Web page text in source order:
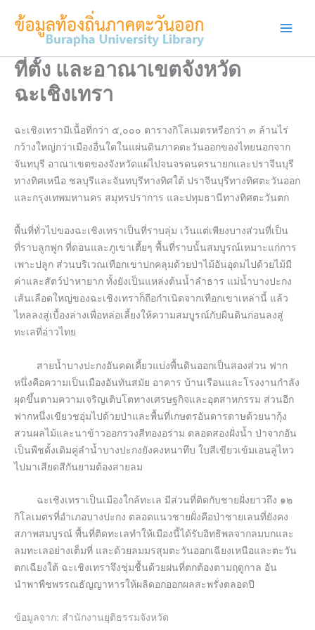
ที่ตั้ง และอาณาเขตจังหวัด
ฉะเชิงเทรา
ฉะเชิงเทรามีเนื้อที่กว่า ๕,๐๐๐ ตารางกิโลเมตรหรือกว่า ๓ ล้านไร่
กว้างใหญ่กว่าเมืองอื่นใดในแผ่นดินภาคตะวันออกของไทยนอกจาก
จันทบุรี อาณาเขตของจังหวัดแผ่ไปจนจรดนครนายกและปราจีนบุรี
ทางทิศเหนือ ชลบุรีและจันทบุรีทางทิศใต้ ปราจีนบุรีทางทิศตะวันออก
และกรุงเทพมหานคร สมุทรปราการ และปทุมธานีทางทิศตะวันตก
พื้นที่ทั่วไปของฉะเชิงเทราเป็นที่ราบลุ่ม เว้นแต่เพียงบางส่วนที่เป็น
ที่ราบลูกฟูก ที่ดอนและภูเขาเตี้ยๆ พื้นที่ราบนั้นสมบูรณ์เหมาะแก่การ
เพาะปลูก ส่วนบริเวณเทือกเขาปกคลุมด้วยป่าไม้อันอุดมไปด้วยไม้มี
ค่าและสัตว์ป่าหายาก ทั้งยังเป็นแหล่งต้นน้ำลำธาร แม่น้ำบางปะกง
เส้นเลือดใหญ่ของฉะเชิงเทราก็ถือกำเนิดจากเทือกเขาเหล่านี้ แล้ว
ไหลลงสู่เบื้องล่างเพื่อหล่อเลี้ยงให้ความสมบูรณ์กับผืนดินก่อนลงสู่
ทะเลที่อ่าวไทย
สายน้ำบางปะกงอันคดเคี้ยวแบ่งพื้นดินออกเป็นสองส่วน ฟาก
หนึ่งคือความเป็นเมืองอันทันสมัย อาคาร บ้านเรือนและโรงงานกำลัง
ผุดขึ้นตามความเจริญเติบโตทางเศรษฐกิจและอุตสาหกรรม ส่วนอีก
ฟากหนึ่งเขียวชอุ่มไปด้วยป่าและพื้นที่เกษตรอันดารดาษด้วยนากุ้ง
สวนผลไม้และนาข้าวออกรวงสีทองอร่าม ตลอดสองฝั่งน้ำ ป่าจากอัน
เป็นพืชดั้งเดิมคู่ลำน้ำบางปะกงยังคงหนาทึบ ใบสีเขียวเข้มเอนลู่ไหว
ไปมาเสียดสีกันยามต้องสายลม
ฉะเชิงเทราเป็นเมืองใกล้ทะเล มีส่วนที่ติดกับชายฝั่งยาวถึง ๑๒
กิโลเมตรที่อำเภอบางปะกง ตลอดแนวชายฝั่งคือป่าชายเลนที่ยังคง
สภาพสมบูรณ์ พื้นที่ติดทะเลทำให้เมืองนี้ได้รับอิทธิพลจากลมบกและ
ลมทะเลอย่างเต็มที่ และด้วยลมมรสุมตะวันออกเฉียงเหนือและตะวัน
ตกเฉียงใต้ ฉะเชิงเทราจึงชุ่มชื้นด้วยฝนที่ตกต้องตามฤดูกาล อัน
นำพาพืชพรรณธัญญาหารให้ผลิดอกออกผลสะพรั่งตลอดปี
ข้อมูลจาก: สำนักงานยุติธรรมจังหวัด